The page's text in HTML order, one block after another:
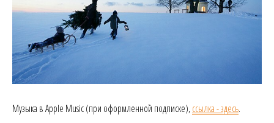
Музыка в Apple Music (при оформленной подписке),ссылка - здесь.